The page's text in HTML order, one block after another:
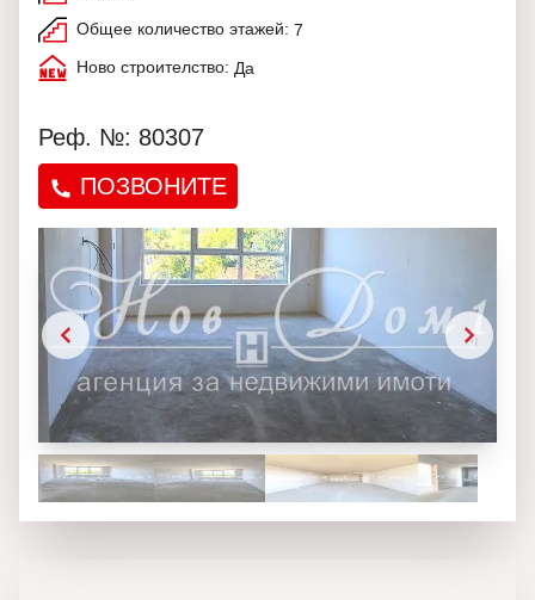
Общее количество этажей: 7
Ново строителство: Да
Реф. №: 80307
ПОЗВОНИТЕ